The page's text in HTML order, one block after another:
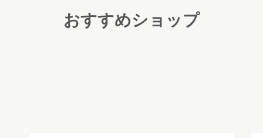
おすすめショップ